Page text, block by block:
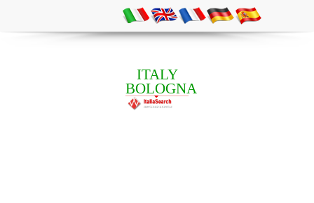
ITALY
BOLOGNA